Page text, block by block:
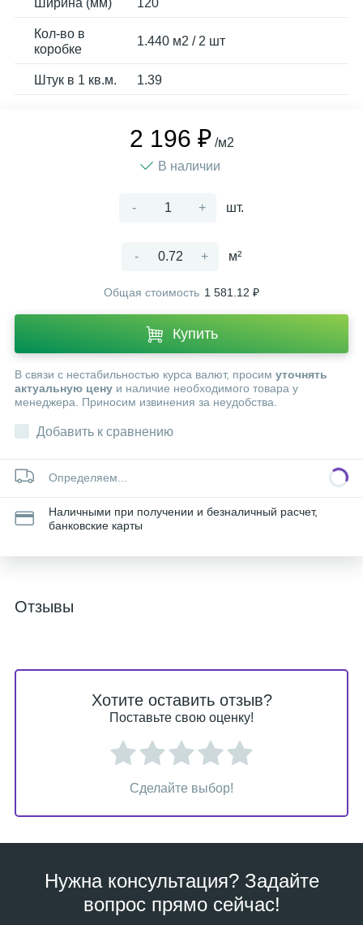
Ширина (мм) 120
Кол-во в
коробке
1.440 м2 / 2 шт
Штук в 1 кв.м. 1.39
2 196 ₽ /м2
В наличии
- + шт.
- + м²
Общая стоимость 1 581.12 ₽
Купить
В связи с нестабильностью курса валют, просим уточнять
актуальную цену и наличие необходимого товара у
менеджера. Приносим извинения за неудобства.
Добавить к сравнению
Определяем...
Наличными при получении и безналичный расчет,
банковские карты
Отзывы
Хотите оставить отзыв?
Поставьте свою оценку!
Сделайте выбор!
Нужна консультация? Задайте
вопрос прямо сейчас!